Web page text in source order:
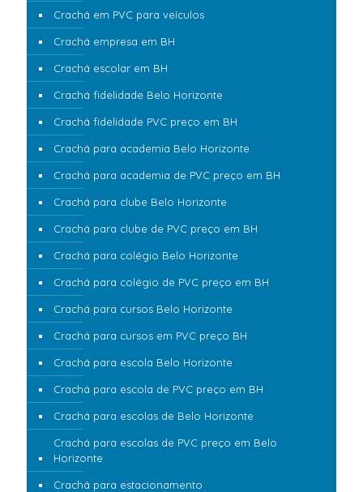
Crachá em PVC para veículos
Crachá empresa em BH
Crachá escolar em BH
Crachá fidelidade Belo Horizonte
Crachá fidelidade PVC preço em BH
Crachá para academia Belo Horizonte
Crachá para academia de PVC preço em BH
Crachá para clube Belo Horizonte
Crachá para clube de PVC preço em BH
Crachá para colégio Belo Horizonte
Crachá para colégio de PVC preço em BH
Crachá para cursos Belo Horizonte
Crachá para cursos em PVC preço BH
Crachá para escola Belo Horizonte
Crachá para escola de PVC preço em BH
Crachá para escolas de Belo Horizonte
Crachá para escolas de PVC preço em Belo
Horizonte
Crachá para estacionamento